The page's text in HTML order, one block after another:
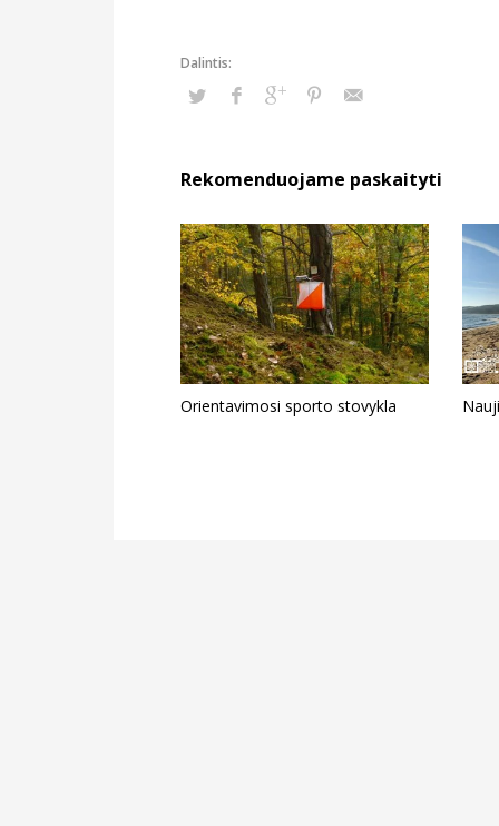
Rekomenduojame paskaityti
Orientavimosi sporto stovykla